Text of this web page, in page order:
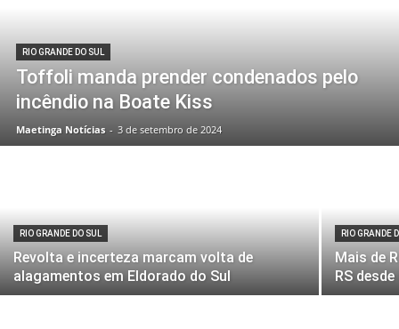
RIO GRANDE DO SUL
Toffoli manda prender condenados pelo
incêndio na Boate Kiss
Maetinga Notícias - 3 de setembro de 2024
RIO GRANDE DO SUL
Revolta e incerteza marcam volta de
alagamentos em Eldorado do Sul
RIO GRANDE
Mais de
RS